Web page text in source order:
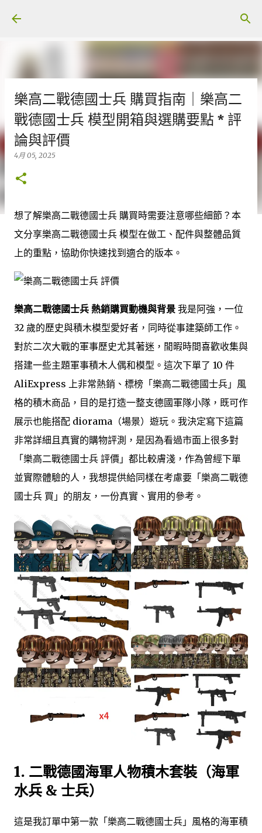
樂高二戰德國士兵 購買指南｜樂高二
戰德國士兵 模型開箱與選購要點 * 評
論與評價
4月 05, 2025
想了解樂高二戰德國士兵 購買時需要注意哪些細節？本
文分享樂高二戰德國士兵 模型在做工、配件與整體品質
上的重點，協助你快速找到適合的版本。
樂高二戰德國士兵 熱銷購買動機與背景 我是阿強，一位
32 歲的歷史與積木模型愛好者，同時從事建築師工作。
對於二次大戰的軍事歷史尤其著迷，閒暇時間喜歡收集與
搭建一些主題軍事積木人偶和模型。這次下單了 10 件
AliExpress 上非常熱銷、標榜「樂高二戰德國士兵」風
格的積木商品，目的是打造一整支德國軍隊小隊，既可作
展示也能搭配 diorama（場景）遊玩。我決定寫下這篇
非常詳細且真實的購物評測，是因為看過市面上很多對
「樂高二戰德國士兵 評價」都比較膚淺，作為曾經下單
並實際體驗的人，我想提供給同樣在考慮要「樂高二戰德
國士兵 買」的朋友，一份真實、實用的參考。
1. 二戰德國海軍人物積木套裝（海軍
水兵 & 士兵）
這是我訂單中第一款「樂高二戰德國士兵」風格的海軍積